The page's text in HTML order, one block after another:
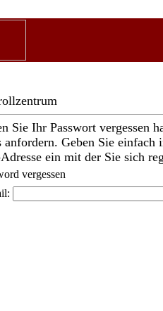
Sie Ihr Passwort vergessen
anfordern. Geben Sie
ein mit der Sie sich
vergessen